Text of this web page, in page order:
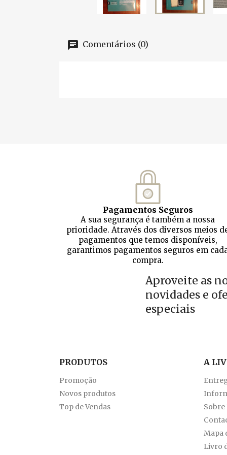
Comentários (0)
Pagamentos Seguros
A sua segurança é também a nossa
prioridade. Através dos diversos meios
pagamentos que temos disponíveis,
garantimos pagamentos seguros em
compra.
Aproveite as
novidades e
especiais
PRODUTOS
Promoção
Novos produtos
Top de Vendas
A
Sobre
Mapa
Livro